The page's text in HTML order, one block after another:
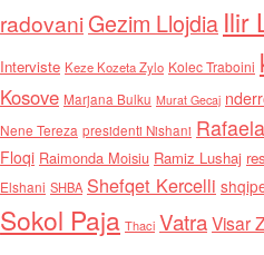
radovaniGezim Llojdia Ilir
Interviste Keze Kozeta Zylo Kolec Traboini
Kosove Marjana Bulku Murat Gecaj
Nene Tereza presidenti Nishani
Floqi Raimonda Moisiu Ramiz Lushaj
Elshani SHBA Shefqet Kercelli
Sokol Paja Thaci VatraVisar